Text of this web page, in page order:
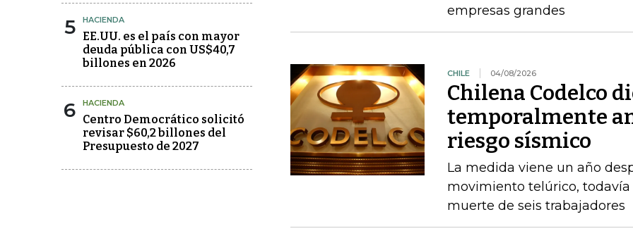
5 HACIENDA
EE.UU. es el país con mayor
deuda pública con US$40,7
billones en 2026
6 HACIENDA
Centro Democrático solicitó
revisar $60,2 billones del
Presupuesto de 2027
empresas grandes
CHILE 04/08/2026
Chilena Codelco
temporalmente
riesgo sísmico
La medida viene un año
movimiento telúrico,
muerte de seis trabajadores